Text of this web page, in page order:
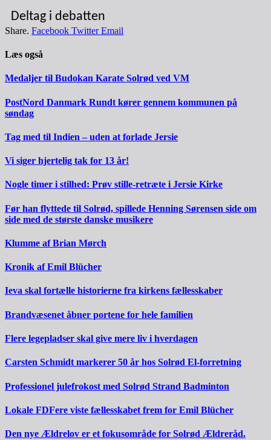
Deltag i debatten
Share. Facebook Twitter Email
Læs også
Medaljer til Budokan Karate Solrød ved VM
PostNord Danmark Rundt kører gennem kommunen på
søndag
Tag med til Indien – uden at forlade Jersie
Vi siger hjertelig tak for 13 år!
Nogle timer i stilhed: Prøv stille-retræte i Jersie Kirke
Før han flyttede til Solrød, spillede Henning Sørensen side om
side med de største danske musikere
Klumme af Brian Mørch
Kronik af Emil Blücher
Ieva skal fortælle historierne fra kirkens fællesskaber
Brandvæsenet åbner portene for hele familien
Flere legepladser skal give mere liv i hverdagen
Carsten Schmidt markerer 50 år hos Solrød El-forretning
Professionel julefrokost med Solrød Strand Badminton
Lokale FDFere viste fællesskabet frem for Emil Blücher
Den nye Ældrelov er et fokusområde for Solrød Ældreråd.